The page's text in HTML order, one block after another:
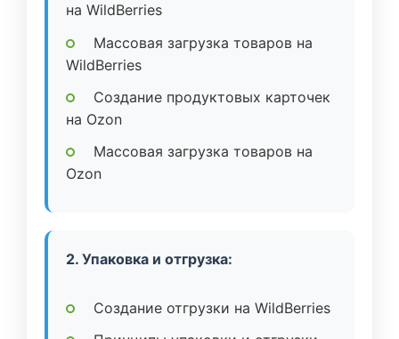
на WildBerries
Массовая загрузка товаров на
WildBerries
Создание продуктовых карточек
на Ozon
Массовая загрузка товаров на
Ozon
2. Упаковка и отгрузка:
Создание отгрузки на WildBerries